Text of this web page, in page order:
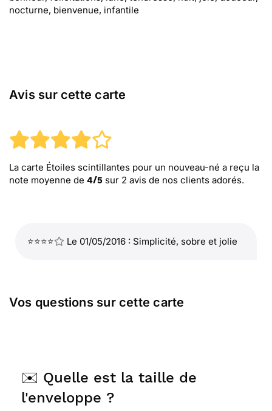
nocturne, bienvenue, infantile
Avis sur cette carte
La carte Étoiles scintillantes pour un nouveau-né a reçu la
note moyenne de 4/5 sur 2 avis de nos clients adorés.
⭐⭐⭐⭐ Le 01/05/2016 : Simplicité, sobre et jolie
Vos questions sur cette carte
✉️ Quelle est la taille de
l'enveloppe ?